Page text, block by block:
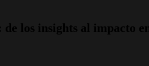
de los insights al impacto